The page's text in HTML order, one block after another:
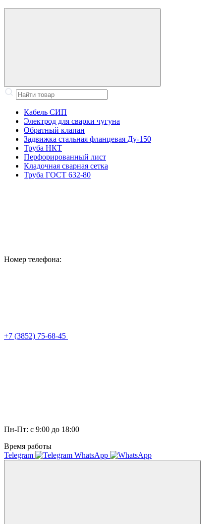
Кабель СИП
Электрод для сварки чугуна
Обратный клапан
Задвижка стальная фланцевая Ду-150
Труба НКТ
Перфорированный лист
Кладочная сварная сетка
Труба ГОСТ 632-80
Номер телефона:
+7 (3852) 75-68-45
Пн-Пт: с 9:00 до 18:00
Время работы
Telegram
WhatsApp